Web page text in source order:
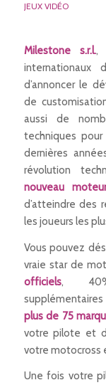
JEUX VIDÉO
Milestone s.r.l.,
d’annoncer le
de
aussi de
techniques
dernières
révolution
nouveau
d’atteindre des
les joueurs les
Vous pouvez
vraie star de
officiels, 40%
plus de 75
votre pilote et
votre motocross
Une fois votre